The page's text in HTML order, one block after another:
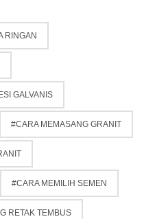
RINGAN
GALVANIS
CARA MEMASANG GRANIT
CARA MEMILIH SEMEN
RETAK TEMBUS